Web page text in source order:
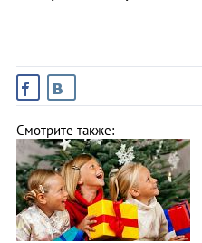
Смотрите также: